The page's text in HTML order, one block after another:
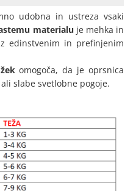
udobna in ustreza vsaki
materialu je mehka in
edinstvenim in prefinjenim
omogoča, da je oprsnica
slabe svetlobne pogoje.